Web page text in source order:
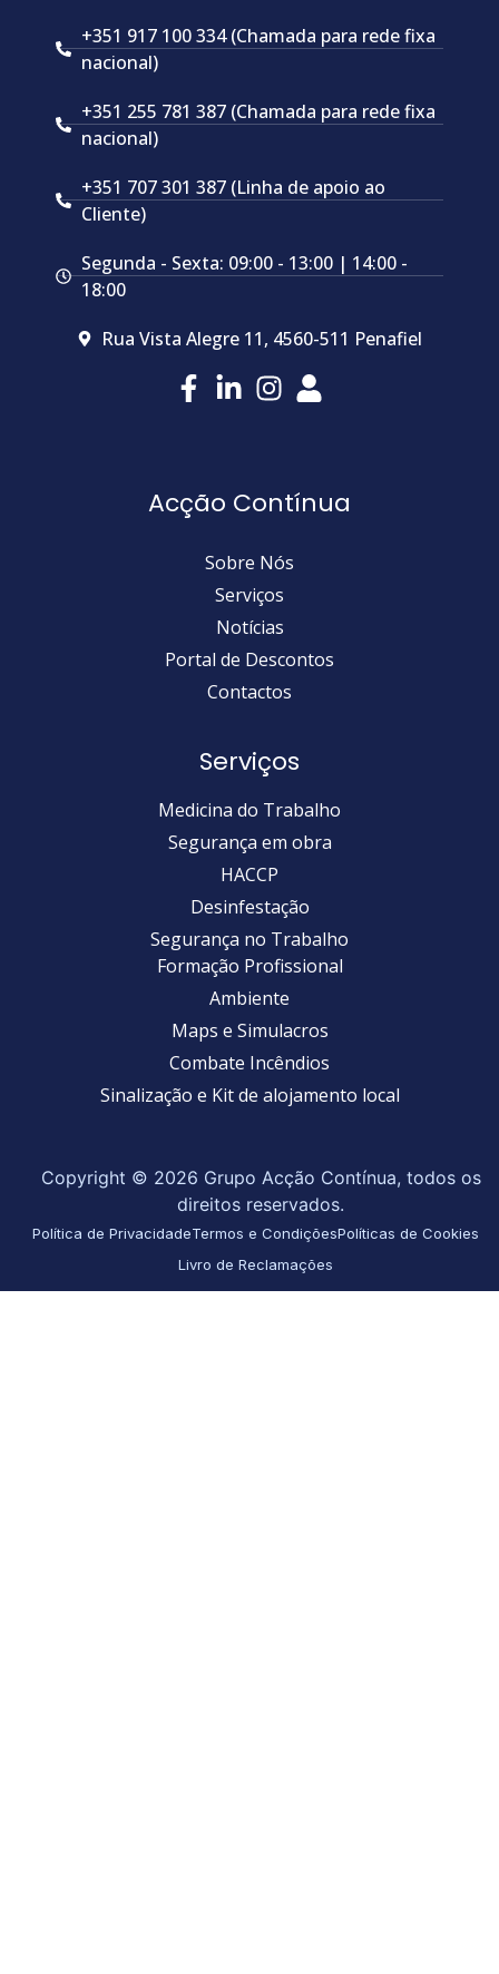
+351 917 100 334 (Chamada para rede fixa
nacional)
+351 255 781 387 (Chamada para rede fixa
nacional)
+351 707 301 387 (Linha de apoio ao
Cliente)
Segunda - Sexta: 09:00 - 13:00 | 14:00 -
18:00
Rua Vista Alegre 11, 4560-511 Penafiel
Acção Contínua
Sobre Nós
Serviços
Notícias
Portal de Descontos
Contactos
Serviços
Medicina do Trabalho
Segurança em obra
HACCP
Desinfestação
Segurança no Trabalho
Formação Profissional
Ambiente
Maps e Simulacros
Combate Incêndios
Sinalização e Kit de alojamento local
Copyright © 2026 Grupo Acção Contínua, todos os
direitos reservados.
Política de PrivacidadeTermos e CondiçõesPolíticas de Cookies
Livro de Reclamações